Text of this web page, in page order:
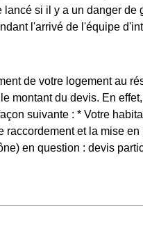
si il y a un danger de
l'arrivé de l'équipe
de votre logement au
montant du devis. En
suivante : * Votre
et la mise
en question : devis